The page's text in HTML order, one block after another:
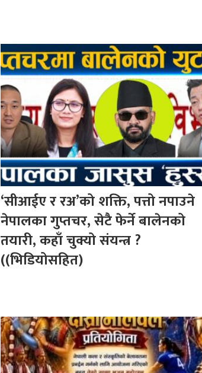
‘सीआईए र रअ’को शक्ति, पत्तो नपाउने
नेपालका गुप्तचर, सेटै फेर्ने बालेनको
तयारी, कहाँ चुक्यो संयन्त्र ?
((भिडियोसहित)